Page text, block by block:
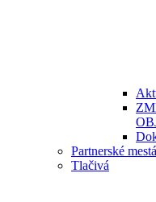
Partnerské mestá
Tlačivá